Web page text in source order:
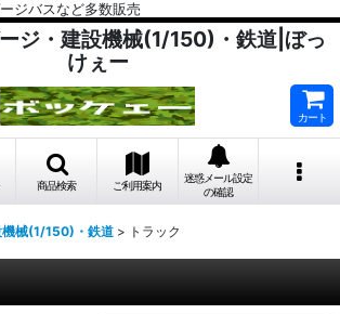
ジバスなど多数販売
ジ・建設機械(1/150)・鉄道|ぼっ
けぇー
カート
商品検索 ご利用案内
迷惑メール設定
の確認
械(1/150)・鉄道 > トラック